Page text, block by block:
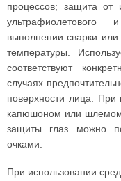
процессов; защита от
выполнении сварки или
температуры.
соответствуют
случаях
поверхности лица. При
капюшоном или
защиты глаз можно
очками.
При использовании